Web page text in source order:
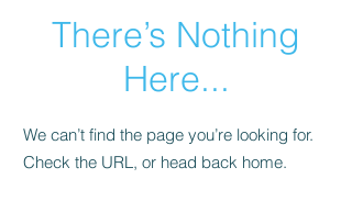
There’s Nothing
Here...
We can’t find the page you’re looking for.
Check the URL, or head back home.